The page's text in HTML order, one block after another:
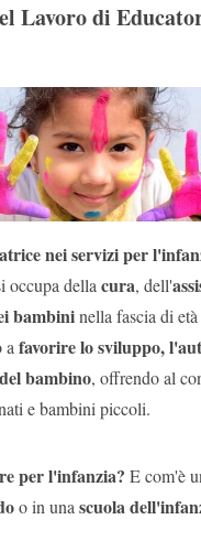
Lavoro di
nei servizi per
occupa dellacura, dell'
bambininella fascia di età
afavorire lo sviluppo,
bambino, offrendo al
e bambini piccoli.
per l'infanzia? E com'è
o in unascuola